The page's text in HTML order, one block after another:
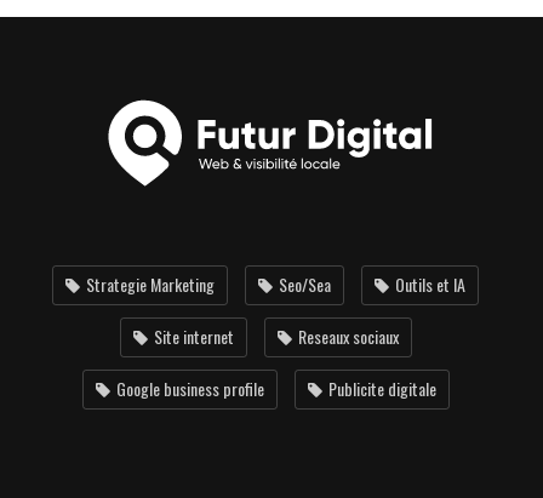
Strategie Marketing Seo/Sea Outils et IA
Site internet Reseaux sociaux
Google business profile Publicite digitale